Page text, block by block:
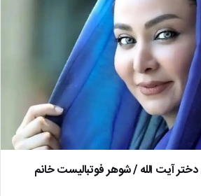
آیت الله / شوهر فوتبالیست خانم